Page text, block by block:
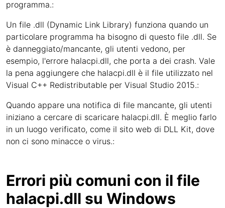
programma.:
Un file .dll (Dynamic Link Library) funziona quando un
particolare programma ha bisogno di questo file .dll. Se
è danneggiato/mancante, gli utenti vedono, per
esempio, l'errore halacpi.dll, che porta a dei crash. Vale
la pena aggiungere che halacpi.dll è il file utilizzato nel
Visual C++ Redistributable per Visual Studio 2015.:
Quando appare una notifica di file mancante, gli utenti
iniziano a cercare di scaricare halacpi.dll. È meglio farlo
in un luogo verificato, come il sito web di DLL Kit, dove
non ci sono minacce o virus.:
Errori più comuni con il file
halacpi.dll su Windows